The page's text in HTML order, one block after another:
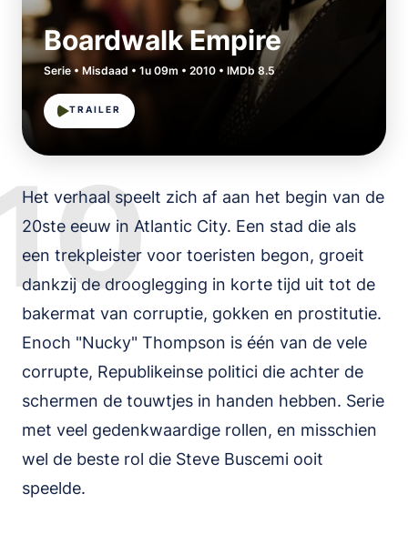
Boardwalk Empire
Serie • Misdaad • 1u 09m • 2010 • IMDb 8.5
TRAILER
Het verhaal speelt zich af aan het begin van de
20ste eeuw in Atlantic City. Een stad die als
een trekpleister voor toeristen begon, groeit
dankzij de drooglegging in korte tijd uit tot de
bakermat van corruptie, gokken en prostitutie.
Enoch "Nucky" Thompson is één van de vele
corrupte, Republikeinse politici die achter de
schermen de touwtjes in handen hebben. Serie
met veel gedenkwaardige rollen, en misschien
wel de beste rol die Steve Buscemi ooit
speelde.